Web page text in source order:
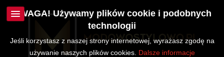
UWAGA! Używamy plików cookie i podobnych
technologii
Jeśli korzystasz z naszej strony internetowej, wyrażasz zgodę na
używanie naszych plików cookies. Dalsze informacje